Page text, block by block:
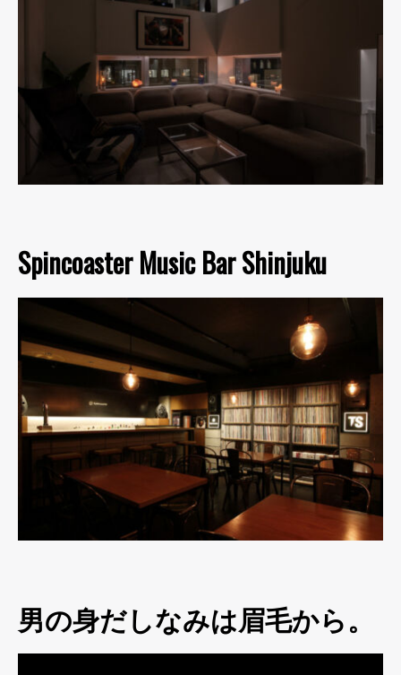
Spincoaster Music Bar Shinjuku
男の身だしなみは眉毛から。